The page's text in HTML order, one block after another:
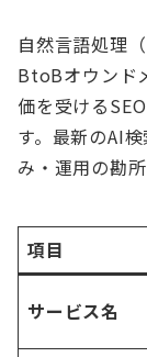
自然言語処理
BtoBオウンド
価を受ける
す。最新のAI
み・運用の勘
項目
サービス名